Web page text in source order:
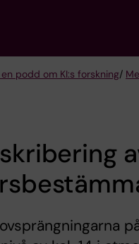
podd om KI:s forskning/